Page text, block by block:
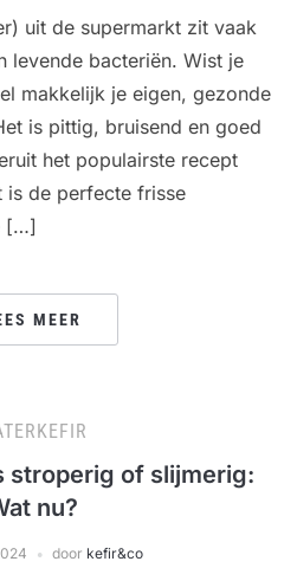
uit de supermarkt zit vaak
levende bacteriën. Wist je
makkelijk je eigen, gezonde
is pittig, bruisend en goed
het populairste recept
is de perfecte frisse
[…]
MEER
stroperig of slijmerig:
nu?
door kefir&co